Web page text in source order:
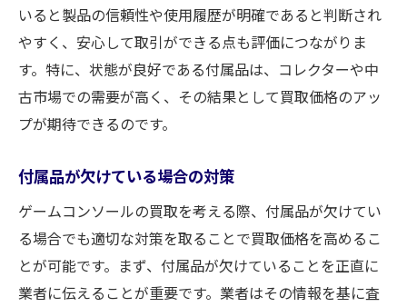
いると製品の信頼性や使用履歴が明確であると判断され
やすく、安心して取引ができる点も評価につながりま
す。特に、状態が良好である付属品は、コレクターや中
古市場での需要が高く、その結果として買取価格のアッ
プが期待できるのです。
付属品が欠けている場合の対策
ゲームコンソールの買取を考える際、付属品が欠けてい
る場合でも適切な対策を取ることで買取価格を高めるこ
とが可能です。まず、付属品が欠けていることを正直に
業者に伝えることが重要です。業者はその情報を基に査